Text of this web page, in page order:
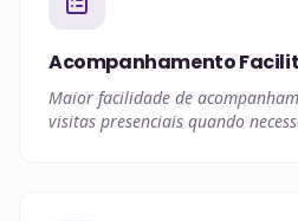
Acompanhamento
Maior facilidade de
visitas presenciais quando